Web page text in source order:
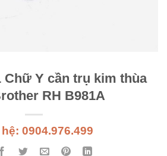
Chữ Y cần trụ kim thùa
RH B981A
0904.976.499